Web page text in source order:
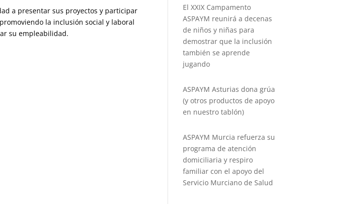
a presentar sus proyectos y participar
la inclusión social y laboral
su empleabilidad.
El XXIX Campamento
ASPAYM reunirá a decenas
de niños y niñas para
demostrar que la inclusión
también se aprende
jugando
ASPAYM Asturias dona grúa
(y otros productos de apoyo
en nuestro tablón)
ASPAYM Murcia refuerza su
programa de atención
domiciliaria y respiro
familiar con el apoyo del
Servicio Murciano de Salud